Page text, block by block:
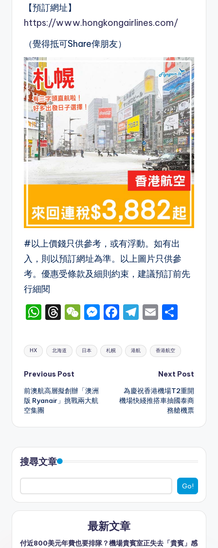
【預訂網址】
https://www.hongkongairlines.com/
（覺得抵可Share俾朋友）
#以上價錢只供參考，或有浮動。如有出
入，則以預訂網址為準。以上圖片只供參
考。優惠受條款及細則約束，建議預訂前先
行細閱
W
a
ts
A
p
p
T
e
a
d
s
W
C
h
t
M
s
s
er
F
c
e
o
o
k
T
e
gr
m
E
ai
l
ar
e
Tags:
HX 北海道 日本 札幌 港航 香港航空
Post
navigation
Previous Post
前澳航高層擬創辦「澳洲
版 Ryanair」挑戰兩大航
空集團
Next Post
為慶祝香港機場T2重開
機場快綫推搭車抽國泰商
務艙機票
搜尋文章
Go!
最新文章
付近800美元年費也要排隊？機場貴賓室正失去「貴賓」感